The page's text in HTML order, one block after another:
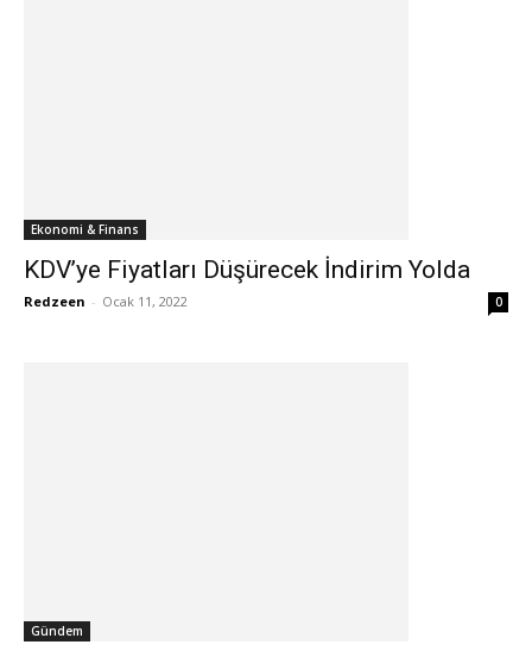
Ekonomi & Finans
KDV’ye Fiyatları Düşürecek İndirim Yolda
Redzeen - Ocak 11, 2022 0
Gündem